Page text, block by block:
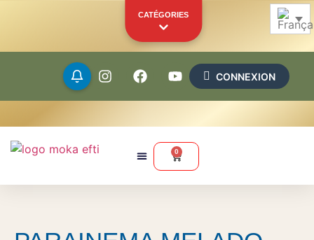
CONNEXION
0
CATÉGORIES
Grains Moulus